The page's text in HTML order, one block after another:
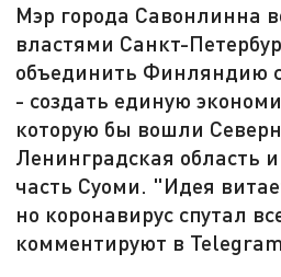
Мэр города Савонлинна
властями Санкт-
объединить Финляндию
- создать единую
которую бы вошли
Ленинградская область
часть Суоми. "Идея
но коронавирус спутал
комментируют в